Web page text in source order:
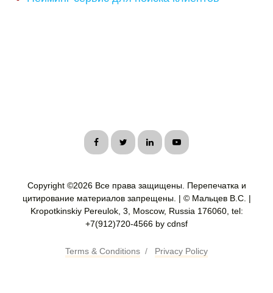
Copyright ©2026 Все права защищены. Перепечатка и
цитирование материалов запрещены. | © Мальцев В.С. |
Kropotkinskiy Pereulok, 3, Moscow, Russia 176060, tel:
+7(912)720-4566 by cdnsf
Terms & Conditions / Privacy Policy